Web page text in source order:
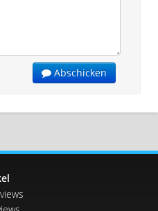
Abschicken